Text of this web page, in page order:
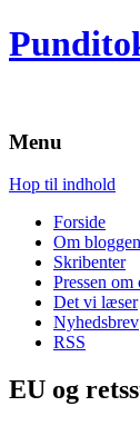
Menu
Hop til indhold
Forside
Om bloggen
Skribenter
Pressen om
Det vi læser
Nyhedsbrev
RSS
EU og